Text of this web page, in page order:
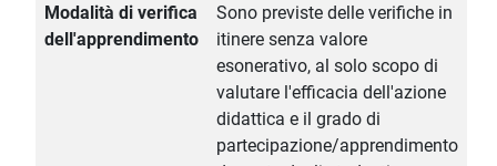
Modalità di verifica
dell'apprendimento
Sono previste delle verifiche in
itinere senza valore
esonerativo, al solo scopo di
valutare l'efficacia dell'azione
didattica e il grado di
partecipazione/apprendimento